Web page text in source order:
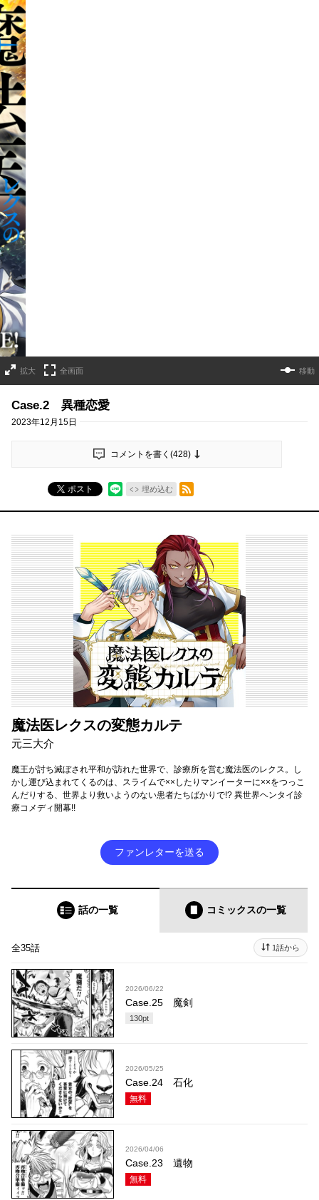
拡大 全画面 移動
Case.2 異種恋愛
2023年12月15日
コメントを書く(428)
ポスト 埋め込む
RSSフィード
魔法医レクスの変態カルテ
元三大介
魔王が討ち滅ぼされ平和が訪れた世界で、診療所を営む魔法医のレクス。し
かし運び込まれてくるのは、スライムで××したりマンイーターに××をつっこ
んだりする、世界より救いようのない患者たちばかりで!? 異世界ヘンタイ診
療コメディ開幕!!
ファンレターを送る
話の一覧 コミックスの一覧
全35話 1話から
2026/06/22
Case.25 魔剣
130pt
2026/05/25
Case.24 石化
無料
2026/04/06
Case.23 遺物
無料